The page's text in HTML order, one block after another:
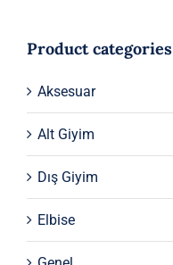
Product categories
Aksesuar
Alt Giyim
Dış Giyim
Elbise